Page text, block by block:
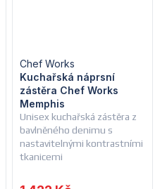
Unisex kuchařská zástěra z
bavlněného denimu s
nastavitelnými kontrastními
tkanicemi
Kuchařská náprsní
zástěra Chef Works
Memphis
Chef Works